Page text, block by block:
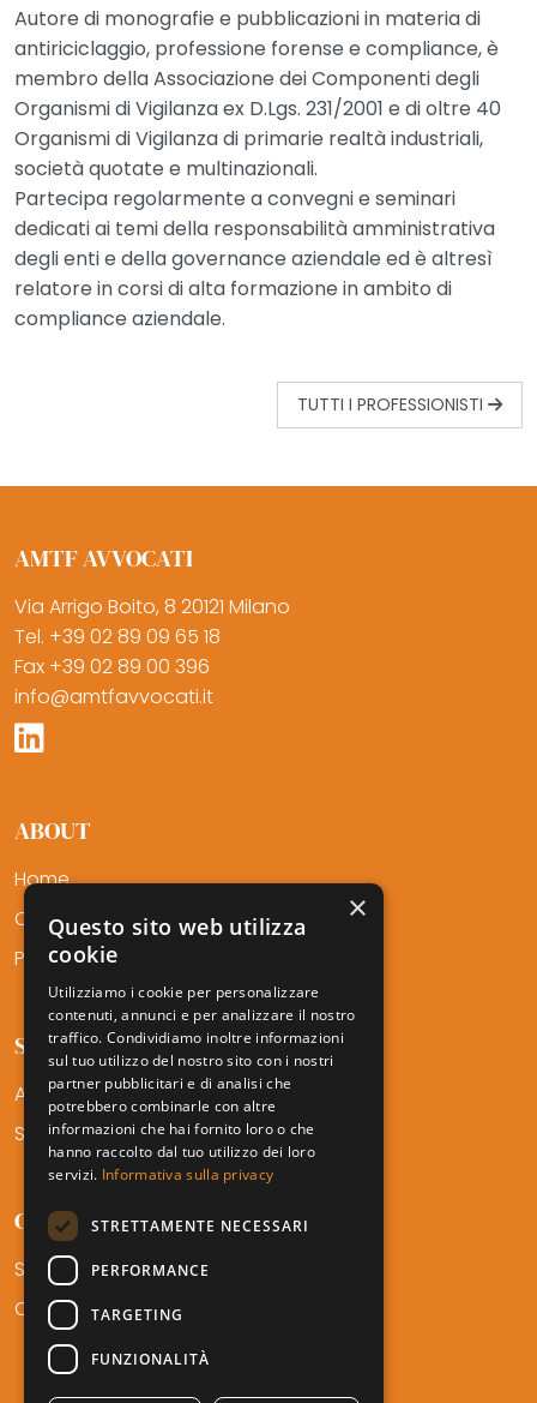
Autore di monografie e pubblicazioni in materia di
antiriciclaggio, professione forense e compliance, è
membro della Associazione dei Componenti degli
Organismi di Vigilanza ex D.Lgs. 231/2001 e di oltre 40
Organismi di Vigilanza di primarie realtà industriali,
società quotate e multinazionali.
Partecipa regolarmente a convegni e seminari
dedicati ai temi della responsabilità amministrativa
degli enti e della governance aziendale ed è altresì
relatore in corsi di alta formazione in ambito di
compliance aziendale.
TUTTI I PROFESSIONISTI
AMTF AVVOCATI
Via Arrigo Boito, 8 20121 Milano
Tel. +39 02 89 09 65 18
Fax +39 02 89 00 396
info@amtfavvocati.it
ABOUT
Home
Chi Siamo
Professionisti
SERVIZI AMTF
Aree di Competenza
Settori
CONTATTI
Sedi
Career
×
Questo sito web utilizza
cookie
Utilizziamo i cookie per personalizzare
contenuti, annunci e per analizzare il nostro
traffico. Condividiamo inoltre informazioni
sul tuo utilizzo del nostro sito con i nostri
partner pubblicitari e di analisi che
potrebbero combinarle con altre
informazioni che hai fornito loro o che
hanno raccolto dal tuo utilizzo dei loro
servizi. Informativa sulla privacy
STRETTAMENTE NECESSARI
PERFORMANCE
TARGETING
FUNZIONALITÀ